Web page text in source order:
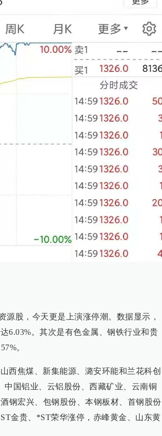
源股，今天更是上演涨停潮。数据显示，
6.03%。其次是有色金属、钢铁行业和贵
。
西焦煤、新集能源、潞安环能和兰花科创
国铝业、云铝股份、西藏矿业、云南铜
钢宏兴、包钢股份、本钢板材、首钢股份
金贵、*ST荣华涨停，赤峰黄金、山东黄